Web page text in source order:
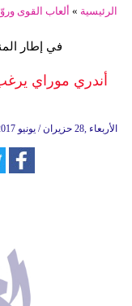
الرئيسية » ألعاب القوى
في إطار
أندري موراي
20:42 2017 الأربعاء ,28 حزيران / يونيو